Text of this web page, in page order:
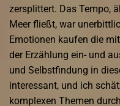
zersplittert. Das Tempo,
Meer fließt, war
Emotionen kaufen die
der Erzählung ein- und
und Selbstfindung in
interessant, und ich
komplexen Themen